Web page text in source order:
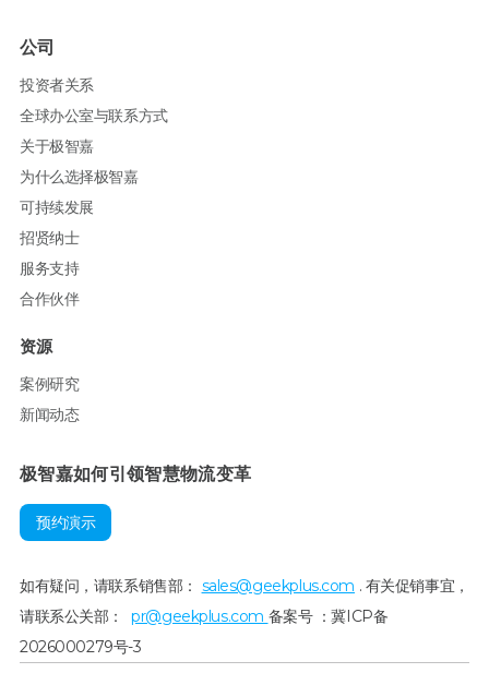
公司
投资者关系
全球办公室与联系方式
关于极智嘉
为什么选择极智嘉
可持续发展
招贤纳士
服务支持
合作伙伴
资源
案例研究
新闻动态
极智嘉如何引领智慧物流变革
预约演示
如有疑问，请联系销售部： sales@geekplus.com . 有关促销事宜，
请联系公关部：pr@geekplus.com 备案号 ：冀ICP备
2026000279号-3